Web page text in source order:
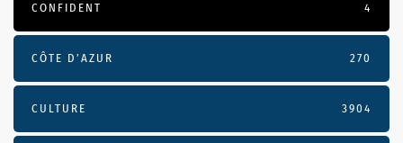
CONFIDENT 4
CÔTE D’AZUR 270
CULTURE 3904